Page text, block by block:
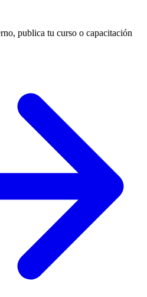
publica tu curso o capacitación